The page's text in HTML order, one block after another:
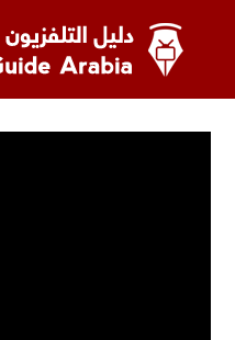
المحتوى
دليل التلفزيون العربي